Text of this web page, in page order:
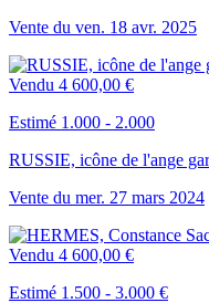
Vente du ven. 18 avr. 2025
Vendu 4 600,00 €
Estimé 1.000 - 2.000
RUSSIE, icône de l'ange
Vente du mer. 27 mars 2024
Vendu 4 600,00 €
Estimé 1.500 - 3.000 €